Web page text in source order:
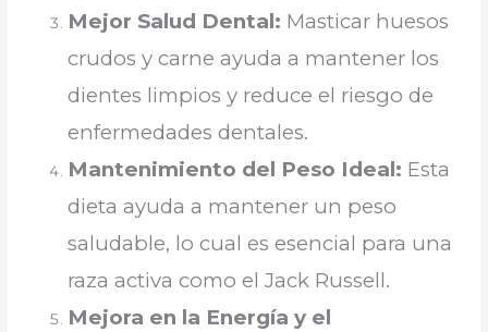
Mejor Salud Dental: Masticar huesos
crudos y carne ayuda a mantener los
dientes limpios y reduce el riesgo de
enfermedades dentales.
Mantenimiento del Peso Ideal: Esta
dieta ayuda a mantener un peso
saludable, lo cual es esencial para una
raza activa como el Jack Russell.
Mejora en la Energía y el